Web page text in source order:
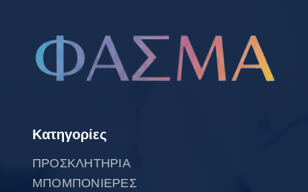
Κατηγορίες
ΠΡΟΣΚΛΗΤΗΡΙΑ
ΜΠΟΜΠΟΝΙΕΡΕΣ